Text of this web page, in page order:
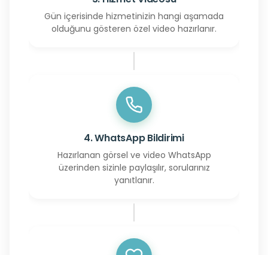
Gün içerisinde hizmetinizin hangi aşamada
olduğunu gösteren özel video hazırlanır.
4. WhatsApp Bildirimi
Hazırlanan görsel ve video WhatsApp
üzerinden sizinle paylaşılır, sorularınız
yanıtlanır.